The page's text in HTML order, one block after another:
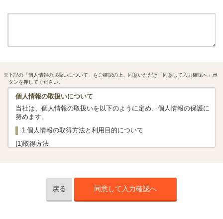
※下記の「個人情報の取扱いについて」をご確認の上、同意いただき「同意して入力確認へ」ボ
タンを押してください。
個人情報の取扱いについて
当社は、個人情報の取扱いを以下のように定め、個人情報の保護に
努めます。
1.個人情報の取得方法と利用目的について
(1)取得方法
報をお聞きいたします。
当社では主に当社ホームページ等を通じて保険商品の資料請求・保
険相談予約・商談（オンライン商談を含む）させていただいた際、
お客さまの個人情報を取得いたしますが、このほか、資料請求はが
戻る 同意して入力確認へ